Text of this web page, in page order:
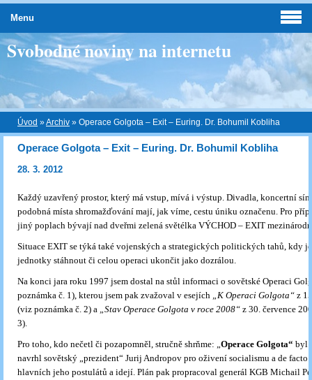
Svobodné noviny na internetu
Úvod »Archiv » Operace Golgota – Exit – Euring. Dr. Bohumil Kobliha
Operace Golgota – Exit – Euring. Dr. Bohumil Kobliha
28. 3. 2012
Každý uzavřený prostor, který má vstup, mívá i výstup. Divadla, koncertní
podobná místa shromažďování mají, jak víme, cestu úniku označenu. Pro
jiný poplach bývají nad dveřmi zelená světélka VÝCHOD – EXIT
Situace EXIT se týká také vojenských a strategických politických tahů, kdy
jednotky stáhnout či celou operaci ukončit jako dozrálou.
Na konci jara roku 1997 jsem dostal na stůl informaci o sovětské Operaci
poznámka č. 1), kterou jsem pak zvažoval v esejích „K Operaci Golgota“ z
(viz poznámka č. 2) a „Stav Operace Golgota v roce 2008“ z 30. července
3).
Pro toho, kdo nečetl či pozapomněl, stručně shrňme: „Operace Golgota“ byl
navrhl sovětský „prezident“ Jurij Andropov pro oživení socialismu a de facto
hlavních jeho postulátů a idejí. Plán pak propracoval generál KGB Michail
Menu